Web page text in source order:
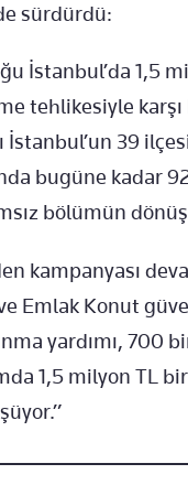
sürdürdü:
İstanbul’da 1,5
tehlikesiyle karşı
İstanbul’un 39
bugüne kadar
bölümün
kampanyası
Emlak Konut
yardımı, 700
1,5 milyon TL